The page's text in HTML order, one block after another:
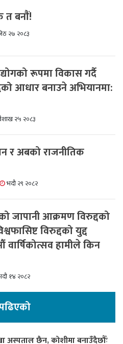
त बनाैं!
२७ २०८३
रूपमा विकास गर्दै
आधार बनाउने अभियानमा:
२५ २०८३
र अबको राजनीतिक
भदौ २९ २०८२
जापानी आक्रमण विरुद्दको
विरुद्दको युद्द
हामीले किन
१४ २०८२
छैन, कोशीमा बनाउँदैछौँः